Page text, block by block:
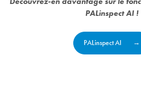
PALinspect AI !
PALinspect AI